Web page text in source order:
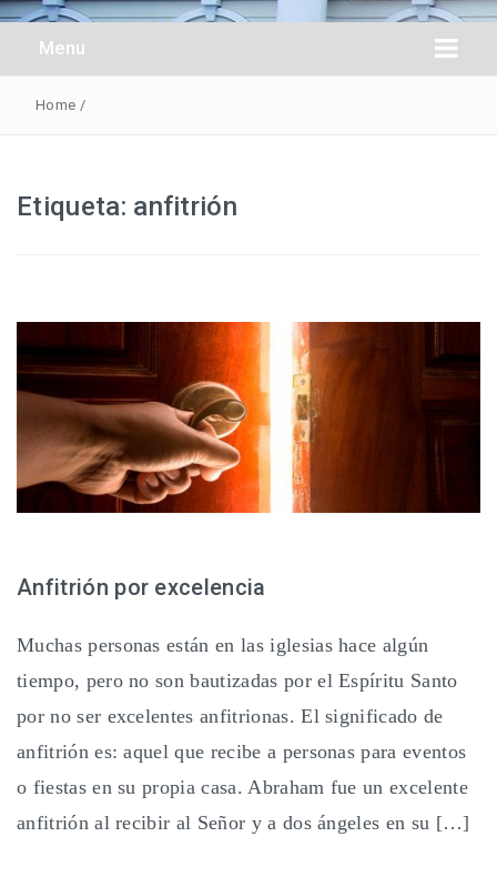
Obreros Universal
Menu
Home /
Etiqueta: anfitrión
Anfitrión por excelencia
Muchas personas están en las iglesias hace algún
tiempo, pero no son bautizadas por el Espíritu Santo
por no ser excelentes anfitrionas. El significado de
anfitrión es: aquel que recibe a personas para eventos
o fiestas en su propia casa. Abraham fue un excelente
anfitrión al recibir al Señor y a dos ángeles en su […]